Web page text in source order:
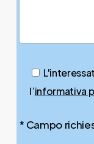
l’informativa
* Campo